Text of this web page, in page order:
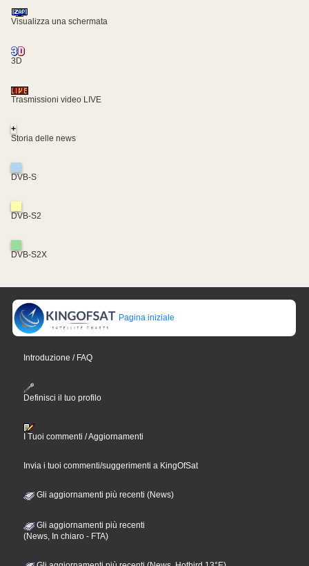
Visualizza una schermata
3D
Trasmissioni video LIVE
+
Storia delle news
DVB-S
DVB-S2
DVB-S2X
Pagina iniziale
Introduzione / FAQ
Definisci il tuo profilo
I Tuoi commenti / Aggiornamenti
Invia i tuoi commenti/suggerimenti a KingOfSat
Gli aggiornamenti più recenti (News)
Gli aggiornamenti più recenti
(News, In chiaro - FTA)